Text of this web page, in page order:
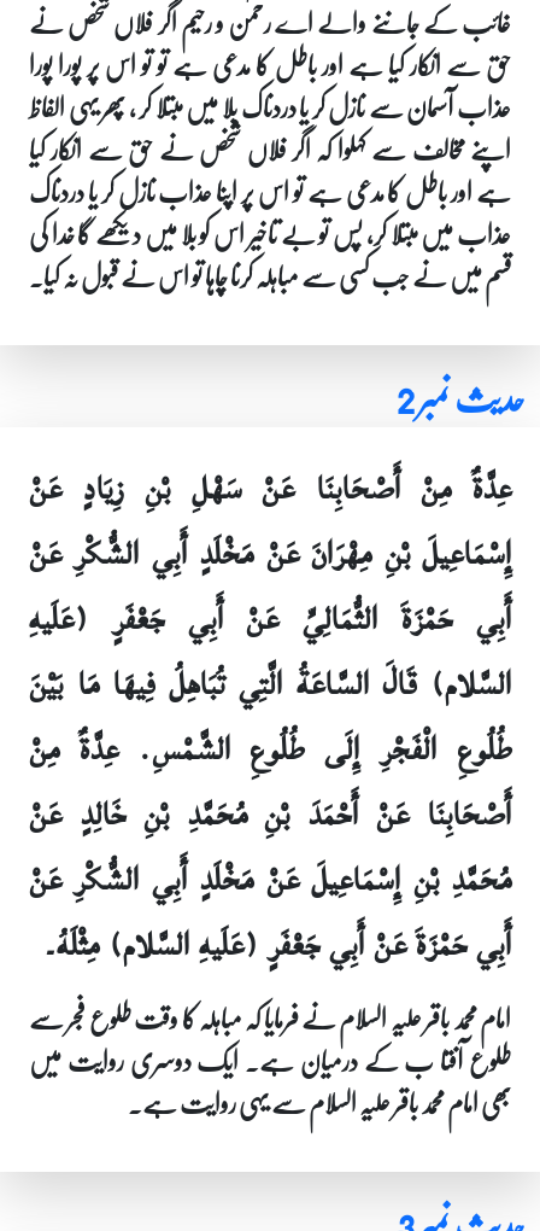
غائب کے جاننے والے اے رحمٰن و رحیم اگر فلاں شخص نے
حق سے انکار کیا ہے اور باطل کا مدعی ہے تو تو اس پر پورا پورا
عذاب آسمان سے نازل کر یا دردناک بلا میں مبتلا کر ، پھر یہی الفاظ
اپنے مخالف سے کہلوا کہ اگر فلاں شخص نے حق سے انکار کیا
ہے اور باطل کا مدعی ہے تو اس پر اپنا عذاب نازل کر یا دردناک
عذاب میں مبتلا کر، پس تو بے تاخیر اس کو بلا میں دیکھے گا خدا کی
قسم میں نے جب کسی سے مباہلہ کرنا چاہا تو اس نے قبول نہ کیا۔
حدیث نمبر 2
عِدَّةٌ مِنْ أَصْحَابِنَا عَنْ سَهْلِ بْنِ زِيَادٍ عَنْ
إِسْمَاعِيلَ بْنِ مِهْرَانَ عَنْ مَخْلَدٍ أَبِي الشُّكْرِ عَنْ
أَبِي حَمْزَةَ الثُّمَالِيِّ عَنْ أَبِي جَعْفَرٍ (عَلَيهِ
السَّلام) قَالَ السَّاعَةُ الَّتِي تُبَاهِلُ فِيهَا مَا بَيْنَ
طُلُوعِ الْفَجْرِ إِلَى طُلُوعِ الشَّمْسِ. عِدَّةٌ مِنْ
أَصْحَابِنَا عَنْ أَحْمَدَ بْنِ مُحَمَّدِ بْنِ خَالِدٍ عَنْ
مُحَمَّدِ بْنِ إِسْمَاعِيلَ عَنْ مَخْلَدٍ أَبِي الشُّكْرِ عَنْ
أَبِي حَمْزَةَ عَنْ أَبِي جَعْفَرٍ (عَلَيهِ السَّلام) مِثْلَهُ۔
امام محمد باقر علیہ السلام نے فرمایا کہ مباہلہ کا وقت طلوع فجر سے
طلوع آفتا ب کے درمیان ہے۔ ایک دوسری روایت میں
بھی امام محمد باقر علیہ السلام سے یہی روایت ہے۔